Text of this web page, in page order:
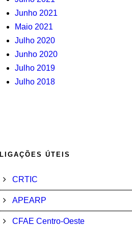
Junho 2021
Maio 2021
Julho 2020
Junho 2020
Julho 2019
Julho 2018
LIGAÇÕES ÚTEIS
CRTIC
APEARP
CFAE Centro-Oeste